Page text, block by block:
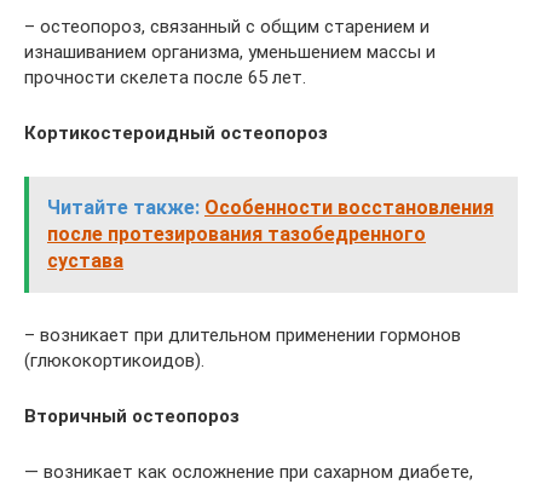
– остеопороз, связанный с общим старением и
изнашиванием организма, уменьшением массы и
прочности скелета после 65 лет.
Кортикостероидный остеопороз
Читайте также: Особенности восстановления
после протезирования тазобедренного
сустава
– возникает при длительном применении гормонов
(глюкокортикоидов).
Вторичный остеопороз
— возникает как осложнение при сахарном диабете,